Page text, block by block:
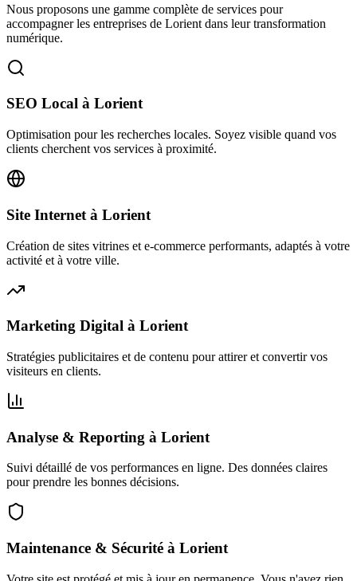
Nous proposons une gamme complète de services pour
accompagner les entreprises de Lorient dans leur transformation
numérique.
SEO Local à Lorient
Optimisation pour les recherches locales. Soyez visible quand vos
clients cherchent vos services à proximité.
Site Internet à Lorient
Création de sites vitrines et e-commerce performants, adaptés à votre
activité et à votre ville.
Marketing Digital à Lorient
Stratégies publicitaires et de contenu pour attirer et convertir vos
visiteurs en clients.
Analyse & Reporting à Lorient
Suivi détaillé de vos performances en ligne. Des données claires
pour prendre les bonnes décisions.
Maintenance & Sécurité à Lorient